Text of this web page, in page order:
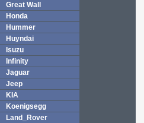
Great Wall
Honda
Hummer
Huyndai
Isuzu
Infinity
Jaguar
Jeep
KIA
Koenigsegg
Land_Rover